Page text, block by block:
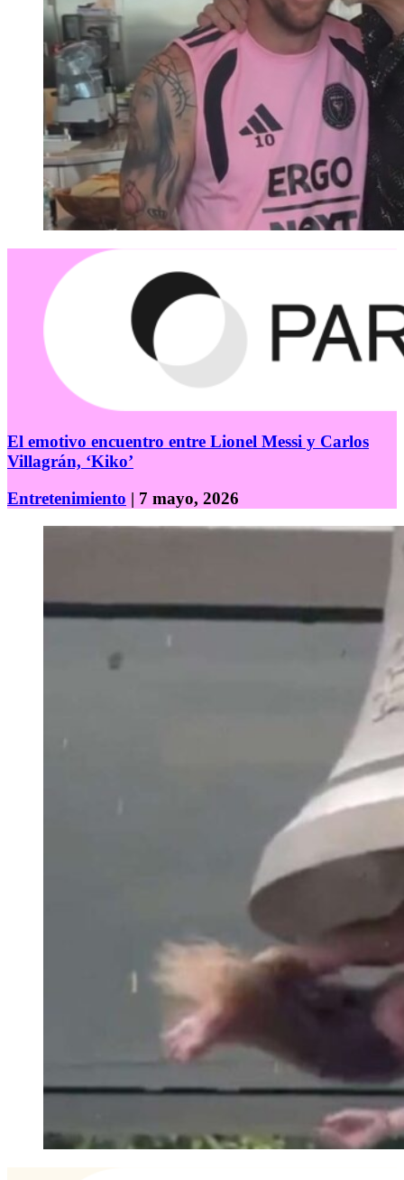
El emotivo encuentro entre Lionel Messi y Carlos
Villagrán, ‘Kiko’
Entretenimiento | 7 mayo, 2026